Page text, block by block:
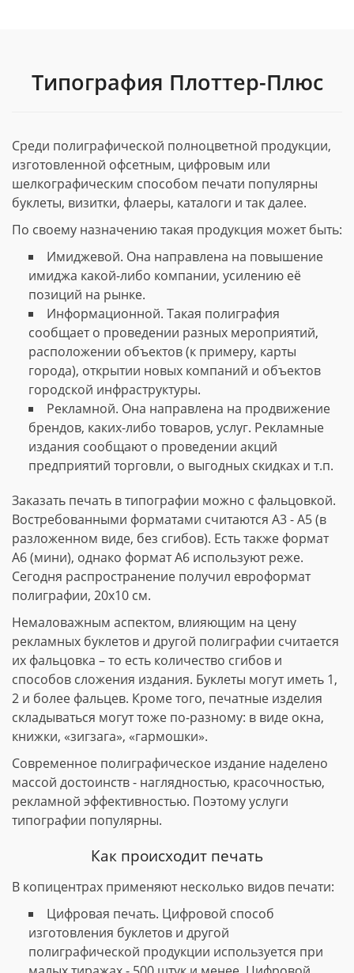
Типография Плоттер-Плюс
Среди полиграфической полноцветной продукции,
изготовленной офсетным, цифровым или
шелкографическим способом печати популярны
буклеты, визитки, флаеры, каталоги и так далее.
По своему назначению такая продукция может быть:
Имиджевой. Она направлена на повышение
имиджа какой-либо компании, усилению её
позиций на рынке.
Информационной. Такая полиграфия
сообщает о проведении разных мероприятий,
расположении объектов (к примеру, карты
города), открытии новых компаний и объектов
городской инфраструктуры.
Рекламной. Она направлена на продвижение
брендов, каких-либо товаров, услуг. Рекламные
издания сообщают о проведении акций
предприятий торговли, о выгодных скидках и т.п.
Заказать печать в типографии можно с фальцовкой.
Востребованными форматами считаются А3 - А5 (в
разложенном виде, без сгибов). Есть также формат
А6 (мини), однако формат А6 используют реже.
Сегодня распространение получил евроформат
полиграфии, 20х10 см.
Немаловажным аспектом, влияющим на цену
рекламных буклетов и другой полиграфии считается
их фальцовка – то есть количество сгибов и
способов сложения издания. Буклеты могут иметь 1,
2 и более фальцев. Кроме того, печатные изделия
складываться могут тоже по-разному: в виде окна,
книжки, «зигзага», «гармошки».
Современное полиграфическое издание наделено
массой достоинств - наглядностью, красочностью,
рекламной эффективностью. Поэтому услуги
типографии популярны.
Как происходит печать
В копицентрах применяют несколько видов печати:
Цифровая печать. Цифровой способ
изготовления буклетов и другой
полиграфической продукции используется при